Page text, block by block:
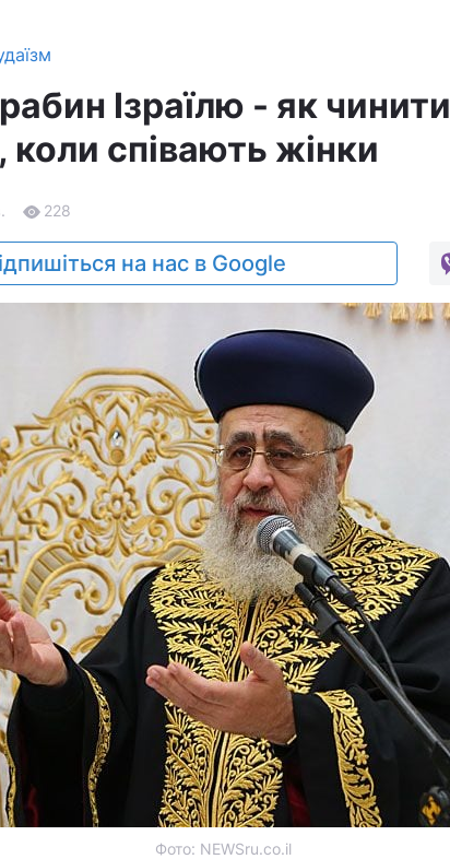
Ізраїлю - як чинити
співають жінки
228
на нас в Google
Фото: NEWSru.co.il